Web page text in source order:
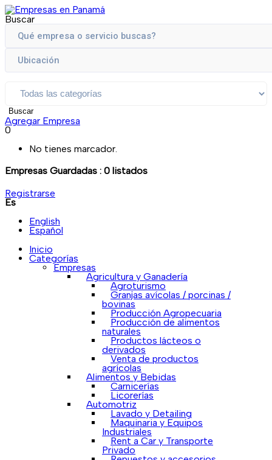
Buscar
Buscar
Agregar Empresa
0
No tienes marcador.
Empresas Guardadas : 0 listados
Registrarse
Es
English
Español
Inicio
Categorías
Empresas
Agricultura y Ganadería
Agroturismo
Granjas avícolas / porcinas /
bovinas
Producción Agropecuaria
Producción de alimentos
naturales
Productos lácteos o
derivados
Venta de productos
agrícolas
Alimentos y Bebidas
Carnicerías
Licorerías
Automotriz
Lavado y Detailing
Maquinaria y Equipos
Industriales
Rent a Car y Transporte
Privado